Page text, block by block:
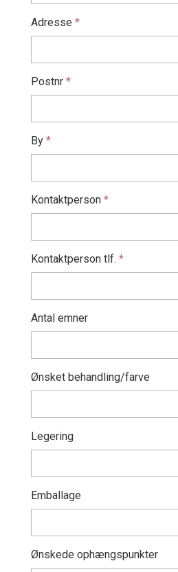
Adresse *
Postnr *
By *
Kontaktperson *
Kontaktperson tlf. *
Antal emner
Ønsket behandling/farve
Legering
Emballage
Ønskede ophængspunkter